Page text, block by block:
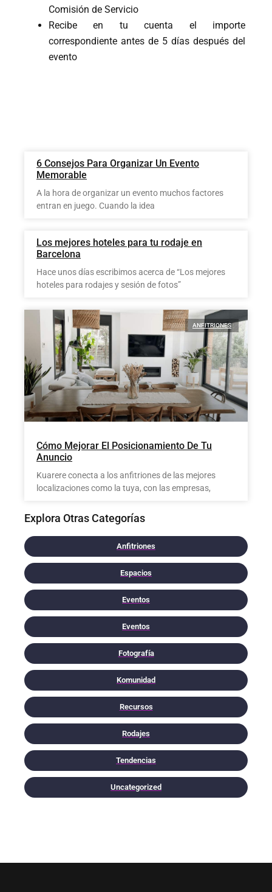
Comisión de Servicio
Recibe en tu cuenta el importe
correspondiente antes de 5 días después del
evento
6 Consejos Para Organizar Un Evento
Memorable
A la hora de organizar un evento muchos factores
entran en juego. Cuando la idea
Los mejores hoteles para tu rodaje en
Barcelona
Hace unos días escribimos acerca de “Los mejores
hoteles para rodajes y sesión de fotos”
ANFITRIONES
Cómo Mejorar El Posicionamiento De Tu
Anuncio
Kuarere conecta a los anfitriones de las mejores
localizaciones como la tuya, con las empresas,
Explora Otras Categorías
Anfitriones
Espacios
Eventos
Eventos
Fotografía
Komunidad
Recursos
Rodajes
Tendencias
Uncategorized